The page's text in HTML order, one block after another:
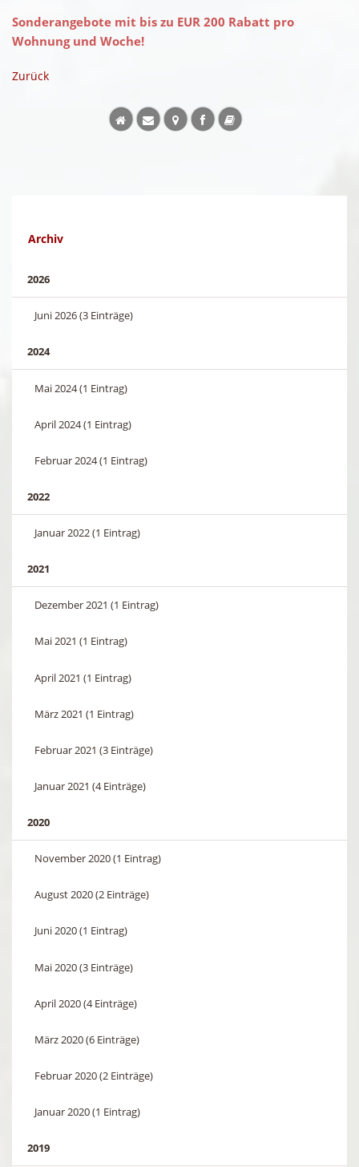
Sonderangebote mit bis zu EUR 200 Rabatt pro
Wohnung und Woche!
Zurück
Archiv
2026
Juni 2026 (3 Einträge)
2024
Mai 2024 (1 Eintrag)
April 2024 (1 Eintrag)
Februar 2024 (1 Eintrag)
2022
Januar 2022 (1 Eintrag)
2021
Dezember 2021 (1 Eintrag)
Mai 2021 (1 Eintrag)
April 2021 (1 Eintrag)
März 2021 (1 Eintrag)
Februar 2021 (3 Einträge)
Januar 2021 (4 Einträge)
2020
November 2020 (1 Eintrag)
August 2020 (2 Einträge)
Juni 2020 (1 Eintrag)
Mai 2020 (3 Einträge)
April 2020 (4 Einträge)
März 2020 (6 Einträge)
Februar 2020 (2 Einträge)
Januar 2020 (1 Eintrag)
2019